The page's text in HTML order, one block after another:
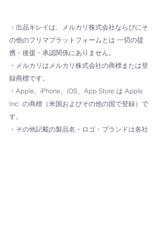
・出品キレイは、メルカリ株式会社ならびにそ
の他のフリマプラットフォームとは 一切の提
携・後援・承認関係にありません。
・メルカリはメルカリ株式会社の商標または登
録商標です。
・Apple、iPhone、iOS、App Store は Apple
Inc. の商標（米国およびその他の国で登録）で
す。
・その他記載の製品名・ロゴ・ブランドは各社